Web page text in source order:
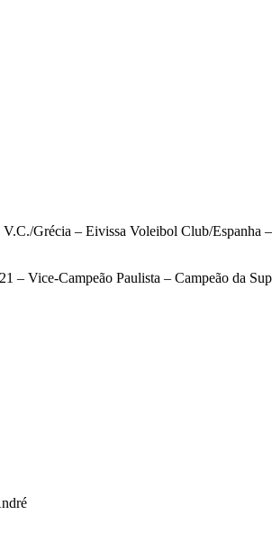
Grécia – Eivissa Voleibol Club/Espanha
– Vice-Campeão Paulista – Campeão da